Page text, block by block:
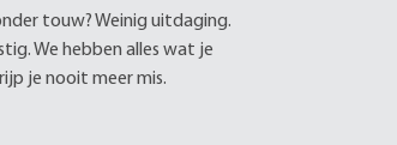
touw? Weinig uitdaging.
We hebben alles wat je
je nooit meer mis.